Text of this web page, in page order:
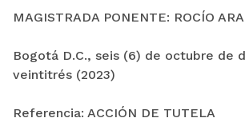
MAGISTRADA PONENTE: ROCÍO
Bogotá D.C., seis (6) de octubre de
veintitrés (2023)
Referencia: ACCIÓN DE TUTELA